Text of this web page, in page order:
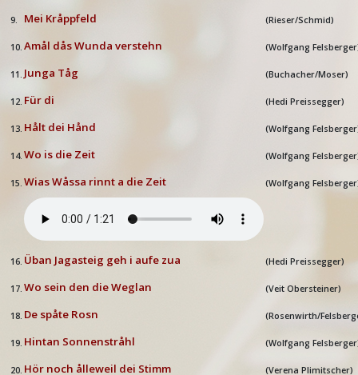
9. Mei Kråppfeld (Rieser/Schmid)
10. Amål dås Wunda verstehn (Wolfgang Felsberger
11. Junga Tåg (Buchacher/Moser)
12. Für di (Hedi Preissegger)
13. Hålt dei Hånd (Wolfgang
14. Wo is die Zeit (Wolfgang
15. Wias Wåssa rinnt a die Zeit (Wolfgang
16. Üban Jagasteig geh i aufe zua (Hedi Preissegger)
17. Wo sein den die Weglan (Veit Obersteiner)
18. De spåte Rosn (Rosenwirth/
19. Hintan Sonnenstråhl (Wolfgang
20. Hör noch ålleweil dei Stimm (Verena Plimitscher)